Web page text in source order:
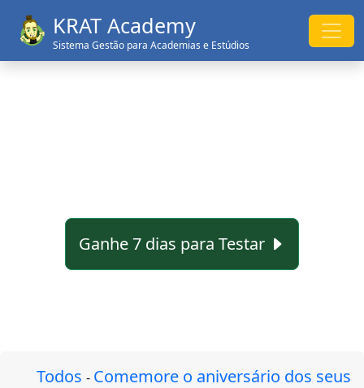
KRAT Academy
Sistema Gestão para Academias e Estúdios
Ganhe 7 dias para Testar
Todos - Comemore o aniversário dos seus